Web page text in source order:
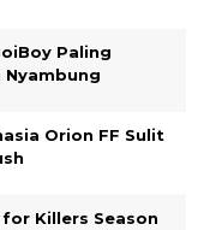
Paling
Orion FF Sulit
Killers Season